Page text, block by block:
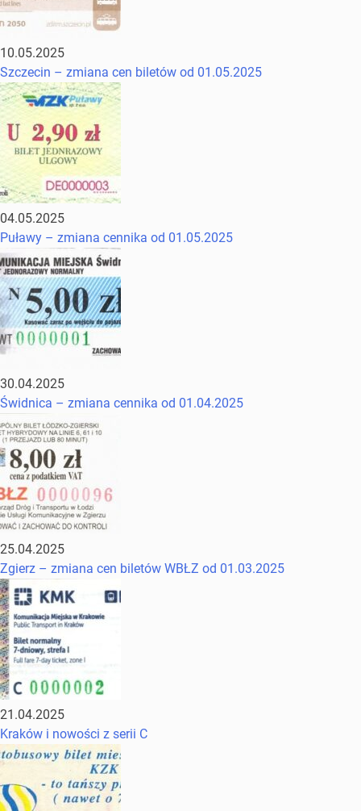
10.05.2025
Szczecin – zmiana cen biletów od 01.05.2025
04.05.2025
Puławy – zmiana cennika od 01.05.2025
30.04.2025
Świdnica – zmiana cennika od 01.04.2025
25.04.2025
Zgierz – zmiana cen biletów WBŁZ od 01.03.2025
21.04.2025
Kraków i nowości z serii C